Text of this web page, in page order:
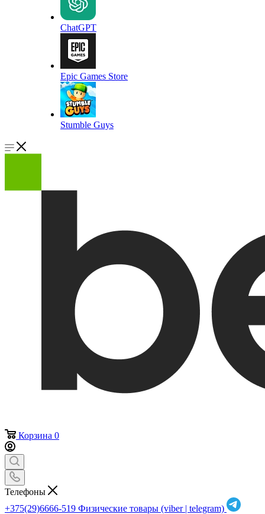
ChatGPT
Epic Games Store
Stumble Guys
Корзина 0
Телефоны
+375(29)6666-519 Физические товары (viber | telegram)